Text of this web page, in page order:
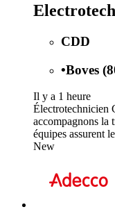
CDD
•Boves
Il y a 1 heure
Électrotechnicien
accompagnons la
équipes assurent
New